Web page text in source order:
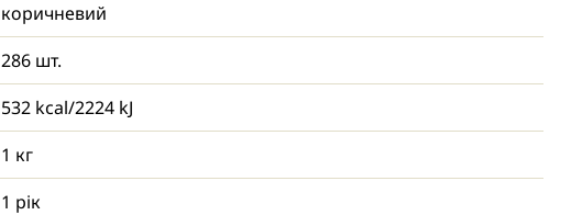
коричневий
286 шт.
532 kcal/2224 kJ
1 кг
1 рік